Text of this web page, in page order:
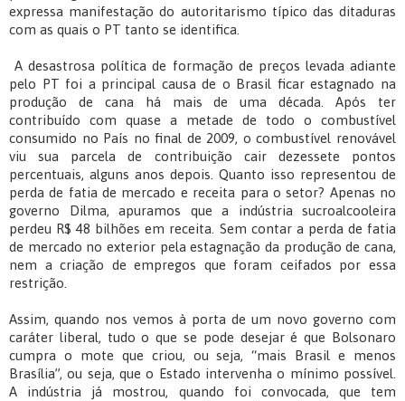
expressa manifestação do autoritarismo típico das ditaduras
com as quais o PT tanto se identifica.
A desastrosa política de formação de preços levada adiante
pelo PT foi a principal causa de o Brasil ficar estagnado na
produção de cana há mais de uma década. Após ter
contribuído com quase a metade de todo o combustível
consumido no País no final de 2009, o combustível renovável
viu sua parcela de contribuição cair dezessete pontos
percentuais, alguns anos depois. Quanto isso representou de
perda de fatia de mercado e receita para o setor? Apenas no
governo Dilma, apuramos que a indústria sucroalcooleira
perdeu R$ 48 bilhões em receita. Sem contar a perda de fatia
de mercado no exterior pela estagnação da produção de cana,
nem a criação de empregos que foram ceifados por essa
restrição.
Assim, quando nos vemos à porta de um novo governo com
caráter liberal, tudo o que se pode desejar é que Bolsonaro
cumpra o mote que criou, ou seja, “mais Brasil e menos
Brasília”, ou seja, que o Estado intervenha o mínimo possível.
A indústria já mostrou, quando foi convocada, que tem